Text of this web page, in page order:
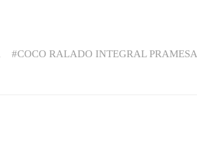
COCO RALADO INTEGRAL PRAMESA